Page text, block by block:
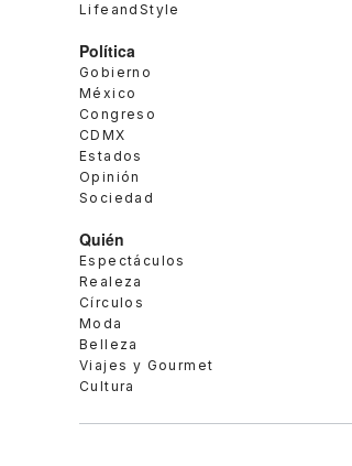
LifeandStyle
Política
Gobierno
México
Congreso
CDMX
Estados
Opinión
Sociedad
Quién
Espectáculos
Realeza
Círculos
Moda
Belleza
Viajes y Gourmet
Cultura